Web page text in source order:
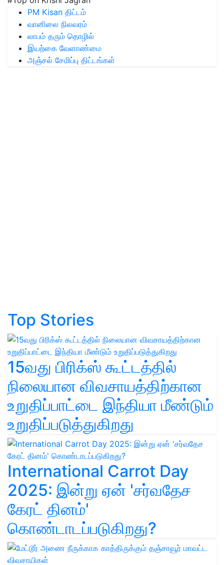
PM Kisan திட்டம்
வானிலை நிலவரம்
லாபம் தரும் தொழில்
இயற்கை வேளாண்மை
அஞ்சல் சேமிப்பு திட்டங்கள்
Top Stories
15வது பிரிக்ஸ் கூட்டத்தில்
நிலையான விவசாயத்திற்கான
உறுதிப்பாட்டை இந்தியா மீண்டும்
உறுதிப்படுத்துகிறது
International Carrot Day
2025: இன்று ஏன் 'சர்வதேச
கேரட் தினம்'
கொண்டாடப்படுகிறது?